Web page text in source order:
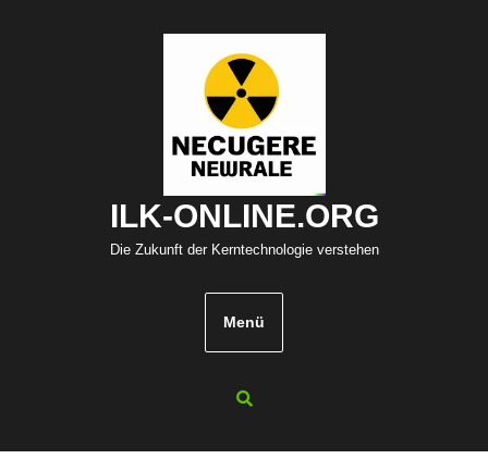
ILK-ONLINE.ORG
Die Zukunft der Kerntechnologie verstehen
Menü